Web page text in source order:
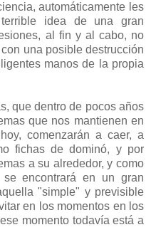
automáticamente les
idea de una gran
al fin y al cabo, no
una posible destrucción
manos de la propia
que dentro de pocos años
que nos mantienen en
comenzarán a caer, a
fichas de dominó, y por
a su alrededor, y como
encontrará en un gran
"simple" y previsible
en los momentos en los
momento todavía está a